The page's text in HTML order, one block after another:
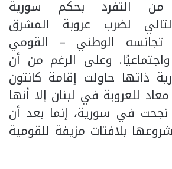
من التفرد بحكم سورية
لضرب عروبة المشرق
تجانسه الوطني – القومي
واجتماعيًا. وعلى الرغم من أن
ذاتها حاولت إقامة كانتون
للعروبة في لبنان إلا أنها
في سورية، إنما بعد أن
بلافتات مزيفة للقومية